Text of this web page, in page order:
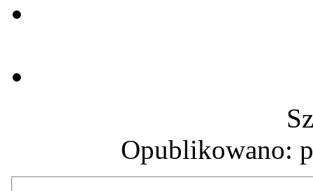
Opublikowano: